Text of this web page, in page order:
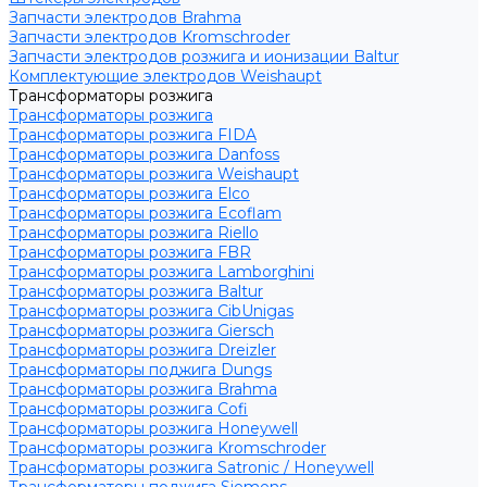
Запчасти электродов Brahma
Запчасти электродов Kromschroder
Запчасти электродов розжига и ионизации Baltur
Комплектующие электродов Weishaupt
Трансформаторы розжига
Трансформаторы розжига
Трансформаторы розжига FIDA
Трансформаторы розжига Danfoss
Трансформаторы розжига Weishaupt
Трансформаторы розжига Elco
Трансформаторы розжига Ecoflam
Трансформаторы розжига Riello
Трансформаторы розжига FBR
Трансформаторы розжига Lamborghini
Трансформаторы розжига Baltur
Трансформаторы розжига CibUnigas
Трансформаторы розжига Giersch
Трансформаторы розжига Dreizler
Трансформаторы поджига Dungs
Трансформаторы розжига Brahma
Трансформаторы розжига Cofi
Трансформаторы розжига Honeywell
Трансформаторы розжига Kromschroder
Трансформаторы розжига Satronic / Honeywell